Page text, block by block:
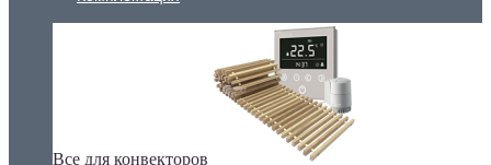
Все для конвекторов